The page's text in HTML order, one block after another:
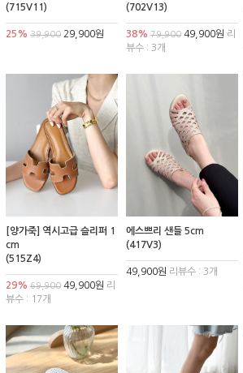
(715V11)
25% 39,900 29,900원
(702V13)
38% 79,90049,900원 리
뷰수 : 3개
[양가죽] 역시고급 슬리퍼 1
cm
(515Z4)
29% 69,900 49,900원 리
뷰수 : 17개
에스쁘리 샌들 5cm
(417V3)
49,900원 리뷰수 : 3개